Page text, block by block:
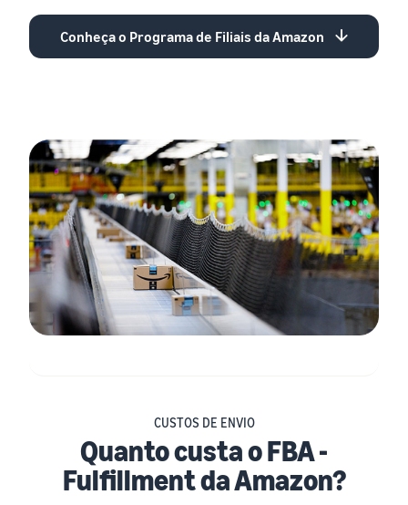
Conheça o Programa de Filiais da Amazon
CUSTOS DE ENVIO
Quanto custa o FBA -
Fulfillment da Amazon?